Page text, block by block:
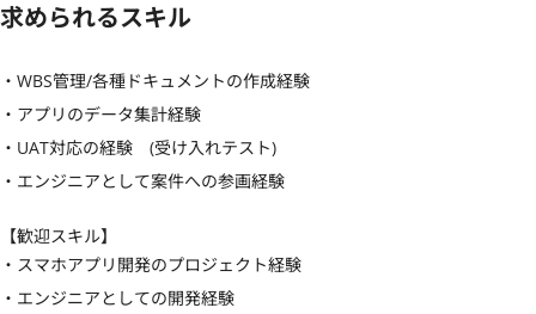
求められるスキル
・WBS管理/各種ドキュメントの作成経験
・アプリのデータ集計経験
・UAT対応の経験　(受け入れテスト)
・エンジニアとして案件への参画経験
【歓迎スキル】
・スマホアプリ開発のプロジェクト経験
・エンジニアとしての開発経験